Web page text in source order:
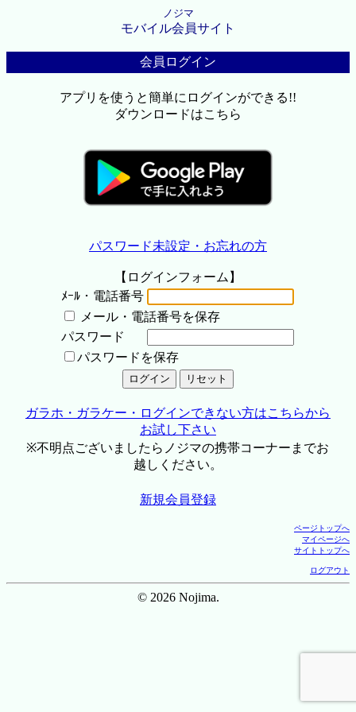
ノジマ
モバイル会員サイト
会員ログイン
アプリを使うと簡単にログインができる!!
ダウンロードはこちら
パスワード未設定・お忘れの方
【ログインフォーム】
ﾒｰﾙ・電話番号
メール・電話番号を保存
パスワード
パスワードを保存
ガラホ・ガラケー・ログインできない方はこちらから
お試し下さい
※不明点ございましたらノジマの携帯コーナーまでお
越しください。
新規会員登録
ページトップへ
マイページへ
サイトトップへ
ログアウト
© 2026 Nojima.